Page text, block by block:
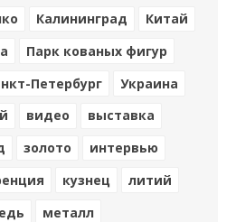
Калининград
Китай
Парк кованых фигур
Петербург
Украина
видео
выставка
золото
интервью
кузнец
литий
металл